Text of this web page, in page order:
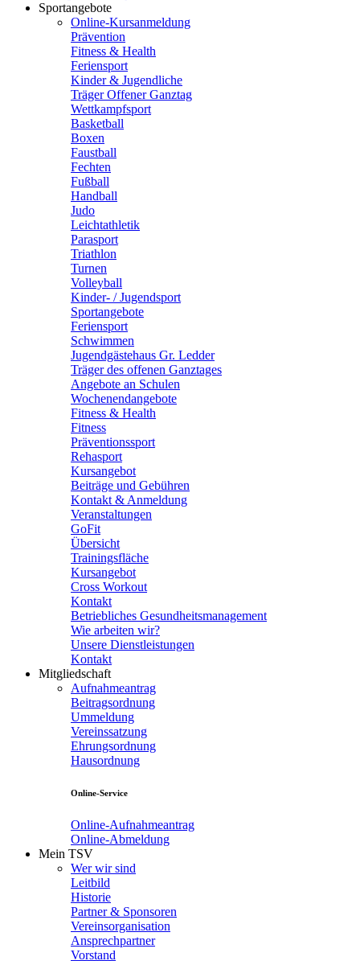
Sportangebote
Online-Kursanmeldung
Prävention
Fitness & Health
Feriensport
Kinder & Jugendliche
Träger Offener Ganztag
Wettkampfsport
Basketball
Boxen
Faustball
Fechten
Fußball
Handball
Judo
Leichtathletik
Parasport
Triathlon
Turnen
Volleyball
Kinder- / Jugendsport
Sportangebote
Feriensport
Schwimmen
Jugendgästehaus Gr. Ledder
Träger des offenen Ganztages
Angebote an Schulen
Wochenendangebote
Fitness & Health
Fitness
Präventionssport
Rehasport
Kursangebot
Beiträge und Gebühren
Kontakt & Anmeldung
Veranstaltungen
GoFit
Übersicht
Trainingsfläche
Kursangebot
Cross Workout
Kontakt
Betriebliches Gesundheitsmanagement
Wie arbeiten wir?
Unsere Dienstleistungen
Kontakt
Mitgliedschaft
Aufnahmeantrag
Beitragsordnung
Ummeldung
Vereinssatzung
Ehrungsordnung
Hausordnung
Online-Service
Online-Aufnahmeantrag
Online-Abmeldung
Mein TSV
Wer wir sind
Leitbild
Historie
Partner & Sponsoren
Vereinsorganisation
Ansprechpartner
Vorstand